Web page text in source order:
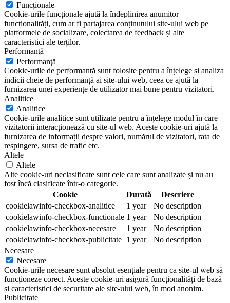
Funcționale
Cookie-urile funcționale ajută la îndeplinirea anumitor
funcționalități, cum ar fi partajarea conținutului site-ului web pe
platformele de socializare, colectarea de feedback și alte
caracteristici ale terților.
Performanţă
Performanţă
Cookie-urile de performanță sunt folosite pentru a înțelege și analiza
indicii cheie de performanță ai site-ului web, ceea ce ajută la
furnizarea unei experiențe de utilizator mai bune pentru vizitatori.
Analitice
Analitice
Cookie-urile analitice sunt utilizate pentru a înțelege modul în care
vizitatorii interacționează cu site-ul web. Aceste cookie-uri ajută la
furnizarea de informații despre valori, numărul de vizitatori, rata de
respingere, sursa de trafic etc.
Altele
Altele
Alte cookie-uri neclasificate sunt cele care sunt analizate și nu au
fost încă clasificate într-o categorie.
Cookie
Durată
Descriere
cookielawinfo-checkbox-analitice
1 year
No description
cookielawinfo-checkbox-functionale 1 year
No description
cookielawinfo-checkbox-necesare
1 year
No description
cookielawinfo-checkbox-publicitate 1 year
No description
Necesare
Necesare
Cookie-urile necesare sunt absolut esențiale pentru ca site-ul web să
funcționeze corect. Aceste cookie-uri asigură funcționalități de bază
și caracteristici de securitate ale site-ului web, în mod anonim.
Publicitate